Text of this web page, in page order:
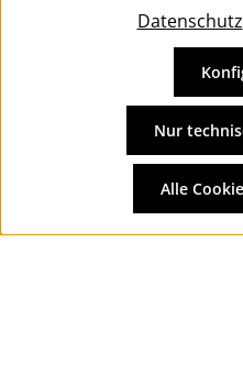
Vertrag
und ggf.
Datenschutz
Nur
Alle